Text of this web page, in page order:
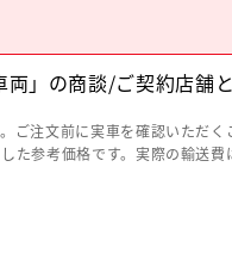
」の商談/ご契約店舗と
ご注文前に実車を確認いただく
た参考価格です。実際の輸送